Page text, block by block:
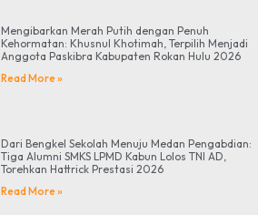
Mengibarkan Merah Putih dengan Penuh
Kehormatan: Khusnul Khotimah, Terpilih Menjadi
Anggota Paskibra Kabupaten Rokan Hulu 2026
Read More »
Dari Bengkel Sekolah Menuju Medan Pengabdian:
Tiga Alumni SMKS LPMD Kabun Lolos TNI AD,
Torehkan Hattrick Prestasi 2026
Read More »